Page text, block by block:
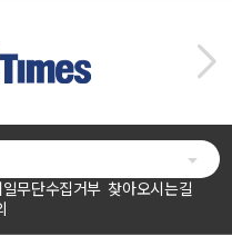
무단수집거부 찾아오시는길